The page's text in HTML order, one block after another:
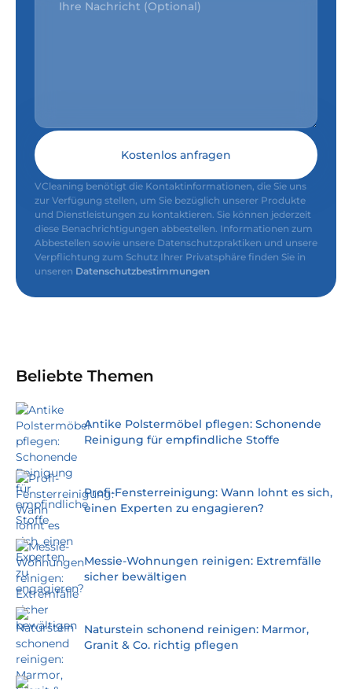
Kostenlos anfragen
VCleaning benötigt die Kontaktinformationen, die Sie uns
zur Verfügung stellen, um Sie bezüglich unserer Produkte
und Dienstleistungen zu kontaktieren. Sie können jederzeit
diese Benachrichtigungen abbestellen. Informationen zum
Abbestellen sowie unsere Datenschutzpraktiken und unsere
Verpflichtung zum Schutz Ihrer Privatsphäre finden Sie in
unseren Datenschutzbestimmungen
Beliebte Themen
Antike Polstermöbel pflegen: Schonende
Reinigung für empfindliche Stoffe
Profi-Fensterreinigung: Wann lohnt es sich,
einen Experten zu engagieren?
Messie-Wohnungen reinigen: Extremfälle
sicher bewältigen
Naturstein schonend reinigen: Marmor,
Granit & Co. richtig pflegen